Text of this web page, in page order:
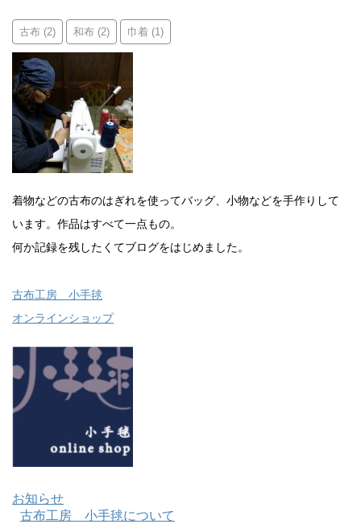
古布 (2) 和布 (2) 巾着 (1)
着物などの古布のはぎれを使ってバッグ、小物などを手作りして
います。作品はすべて一点もの。
何か記録を残したくてブログをはじめました。
古布工房 小手毬
オンラインショップ
お知らせ
古布工房 小手毬について